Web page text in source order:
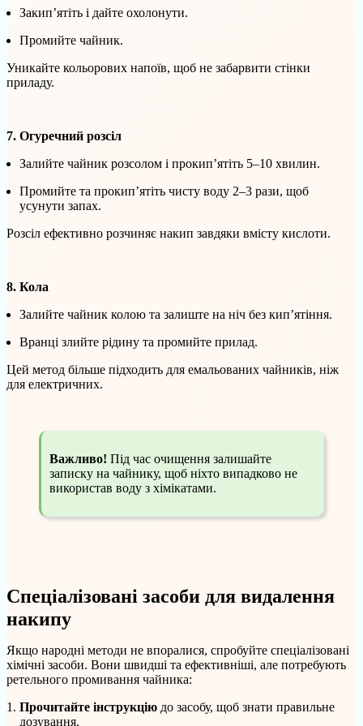
Закип’ятіть і дайте охолонути.
Промийте чайник.
Уникайте кольорових напоїв, щоб не забарвити стінки
приладу.
7. Огуречний розсіл
Залийте чайник розсолом і прокип’ятіть 5–10 хвилин.
Промийте та прокип’ятіть чисту воду 2–3 рази, щоб
усунути запах.
Розсіл ефективно розчиняє накип завдяки вмісту кислоти.
8. Кола
Залийте чайник колою та залиште на ніч без кип’ятіння.
Вранці злийте рідину та промийте прилад.
Цей метод більше підходить для емальованих чайників, ніж
для електричних.
Важливо! Під час очищення залишайте
записку на чайнику, щоб ніхто випадково не
використав воду з хімікатами.
Спеціалізовані засоби для видалення
накипу
Якщо народні методи не впоралися, спробуйте спеціалізовані
хімічні засоби. Вони швидші та ефективніші, але потребують
ретельного промивання чайника:
Прочитайте інструкцію до засобу, щоб знати правильне
дозування.